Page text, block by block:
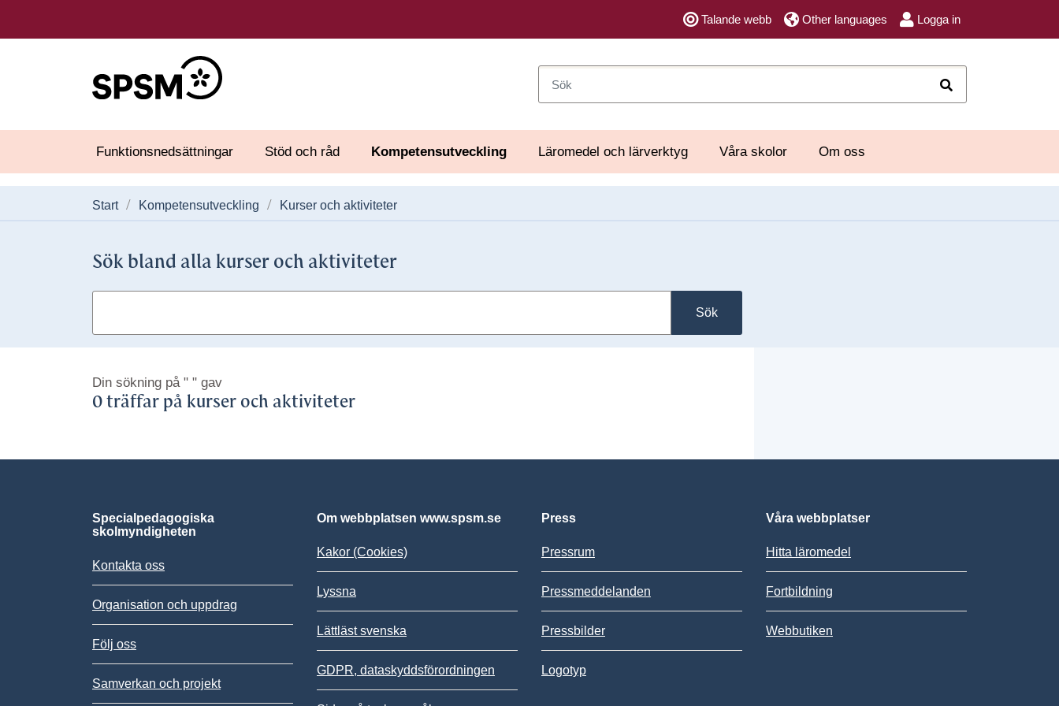
Talande webb Other languages Logga in
Funktionsnedsättningar Stöd och råd Kompetensutveckling Läromedel och lärverktyg Våra skolor Om oss
Start Kompetensutveckling Kurser och aktiviteter
Sök bland alla kurser och aktiviteter
Sök
Din sökning på " " gav
0 träffar på kurser och aktiviteter
Specialpedagogiska
skolmyndigheten
Kontakta oss
Organisation och uppdrag
Följ oss
Samverkan och projekt
Om webbplatsen www.spsm.se
Kakor (Cookies)
Lyssna
Lättläst svenska
GDPR, dataskyddsförordningen
Press
Pressrum
Pressmeddelanden
Pressbilder
Logotyp
Våra webbplatser
Hitta läromedel
Fortbildning
Webbutiken